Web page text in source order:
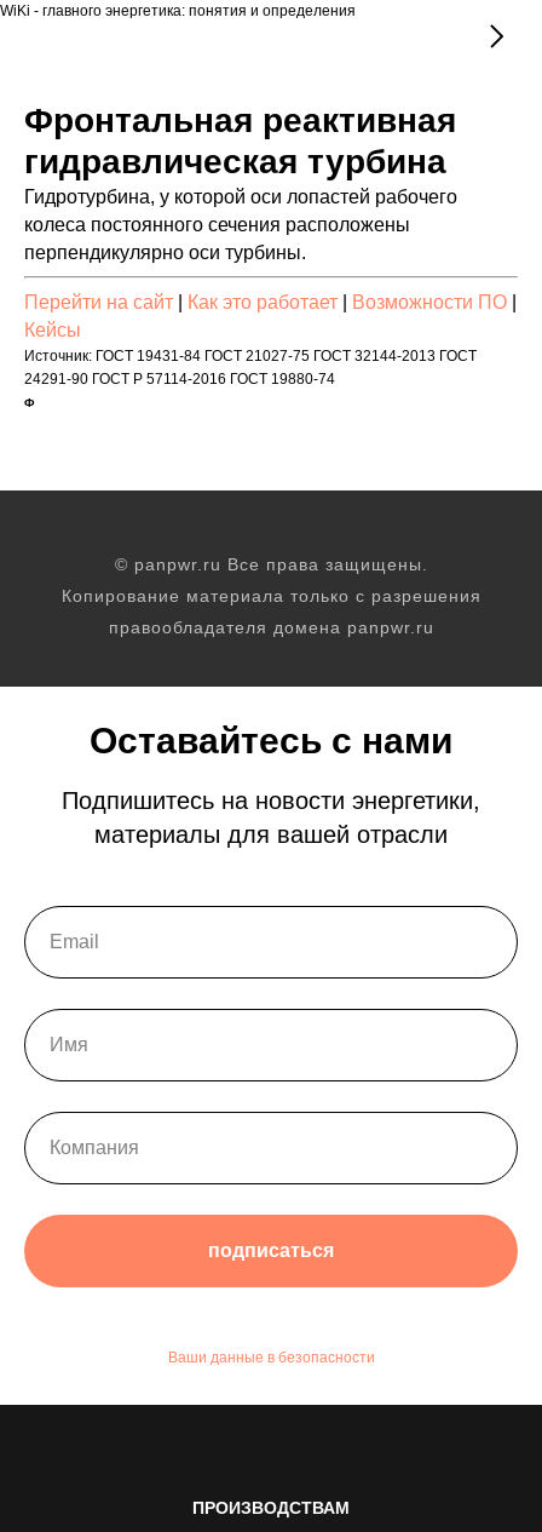
WiKi - главного энергетика: понятия и определения
Фронтальная реактивная
гидравлическая турбина
Гидротурбина, у которой оси лопастей рабочего
колеса постоянного сечения расположены
перпендикулярно оси турбины.
Перейти на сайт Как это работает Возможности ПО
Кейсы
Источник: ГОСТ 19431-84 ГОСТ 21027-75 ГОСТ 32144-2013 ГОСТ
24291-90 ГОСТ Р 57114-2016 ГОСТ 19880-74
Ф
© panpwr.ru Все права защищены.
Копирование материала только с разрешения
правообладателя домена panpwr.ru
Оставайтесь с нами
Подпишитесь на новости энергетики,
материалы для вашей отрасли
подписаться
Ваши данные в безопасности
ПРОИЗВОДСТВАМ